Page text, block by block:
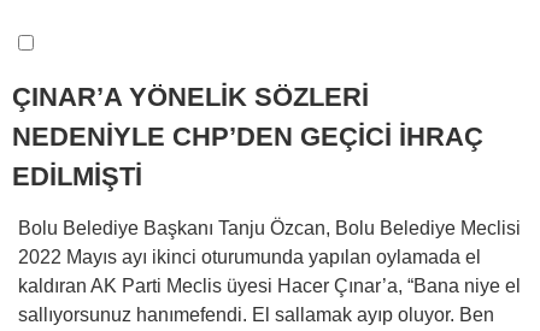
ÇINAR’A YÖNELİK SÖZLERİ
NEDENİYLE CHP’DEN GEÇİCİ İHRAÇ
EDİLMİŞTİ
Bolu Belediye Başkanı Tanju Özcan, Bolu Belediye Meclisi
2022 Mayıs ayı ikinci oturumunda yapılan oylamada el
kaldıran AK Parti Meclis üyesi Hacer Çınar’a, “Bana niye el
sallıyorsunuz hanımefendi. El sallamak ayıp oluyor. Ben